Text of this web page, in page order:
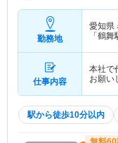
勤務地
愛知県
「鶴
仕事内容
本社で
お願い
駅から徒歩10分以内